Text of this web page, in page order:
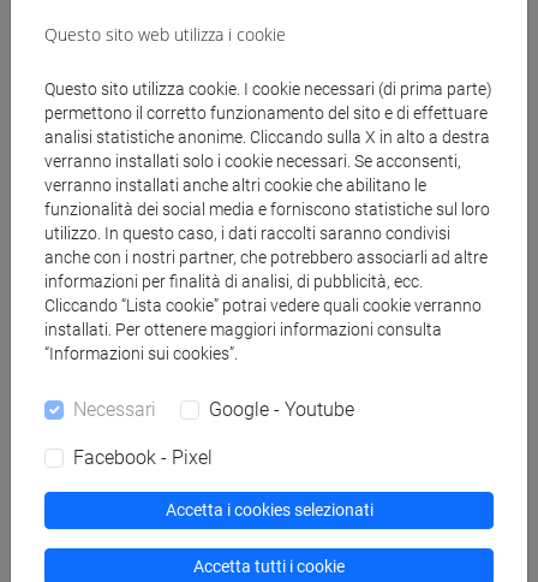
Corsi di studio e percorsi
[FT1] CONSERVAZIONE E GESTIONE DEI BENI
E DELLE ATTIVITÀ CULTURALI - Laurea
storia dell'arte/tars
[FT3] LETTERE - Laurea
scienze del testo letterario e della comunicazione
[FT5] STORIA - Laurea
storico - dall'egemonia europea alla
mondializzazione/antropologico/archivistico
STORIA DELL'ARTE CONTEMPORANEA I
Questo sito web utilizza i cookie
Questo sito utilizza cookie. I cookie necessari (di prima parte)
permettono il corretto funzionamento del sito e di effettuare
analisi statistiche anonime. Cliccando sulla X in alto a destra
verranno installati solo i cookie necessari. Se acconsenti,
verranno installati anche altri cookie che abilitano le
funzionalità dei social media e forniscono statistiche sul loro
utilizzo. In questo caso, i dati raccolti saranno condivisi
anche con i nostri partner, che potrebbero associarli ad altre
informazioni per finalità di analisi, di pubblicità, ecc.
Cliccando “Lista cookie” potrai vedere quali cookie verranno
installati. Per ottenere maggiori informazioni consulta
“Informazioni sui cookies”.
Necessari Google - Youtube
Facebook - Pixel
Accetta i cookies selezionati
Accetta tutti i cookie